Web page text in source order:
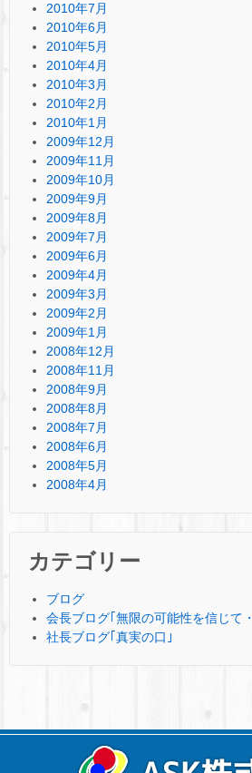
2010年7月
2010年6月
2010年5月
2010年4月
2010年3月
2010年2月
2010年1月
2009年12月
2009年11月
2009年10月
2009年9月
2009年8月
2009年7月
2009年6月
2009年4月
2009年3月
2009年2月
2009年1月
2008年12月
2008年11月
2008年9月
2008年8月
2008年7月
2008年6月
2008年5月
2008年4月
カテゴリー
ブログ
会長ブログ｢無限の可能性を信じて
社長ブログ｢真実の口｣